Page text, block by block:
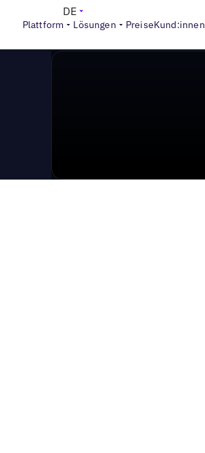
Plattform Lösungen PreiseKund:innen
DE
Reports